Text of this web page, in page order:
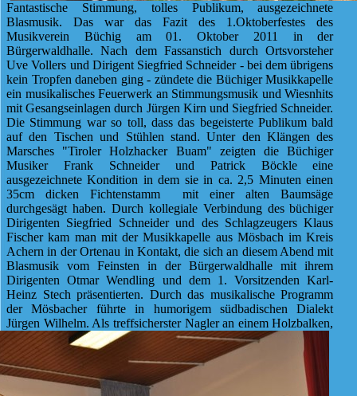
Fantastische Stimmung, tolles Publikum, ausgezeichnete
Blasmusik. Das war das Fazit des 1.Oktoberfestes des
Musikverein Büchig am 01. Oktober 2011 in der
Bürgerwaldhalle. Nach dem Fassanstich durch Ortsvorsteher
Uve Vollers und Dirigent Siegfried Schneider - bei dem übrigens
kein Tropfen daneben ging - zündete die Büchiger Musikkapelle
ein musikalisches Feuerwerk an Stimmungsmusik und Wiesnhits
mit Gesangseinlagen durch Jürgen Kirn und Siegfried Schneider.
Die Stimmung war so toll, dass das begeisterte Publikum bald
auf den Tischen und Stühlen stand. Unter den Klängen des
Marsches "Tiroler Holzhacker Buam" zeigten die Büchiger
Musiker Frank Schneider und Patrick Böckle eine
ausgezeichnete Kondition in dem sie in ca. 2,5 Minuten einen
35cm dicken Fichtenstamm mit einer alten Baumsäge
durchgesägt haben. Durch kollegiale Verbindung des büchiger
Dirigenten Siegfried Schneider und des Schlagzeugers Klaus
Fischer kam man mit der Musikkapelle aus Mösbach im Kreis
Achern in der Ortenau in Kontakt, die sich an diesem Abend mit
Blasmusik vom Feinsten in der Bürgerwaldhalle mit ihrem
Dirigenten Otmar Wendling und dem 1. Vorsitzenden Karl-
Heinz Stech präsentierten. Durch das musikalische Programm
der Mösbacher führte in humorigem südbadischen Dialekt
Jürgen Wilhelm. Als treffsicherster Nagler an einem Holzbalken,